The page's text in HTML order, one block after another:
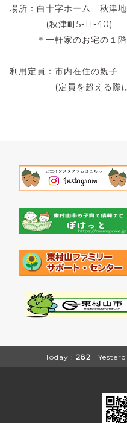
場所：白十字ホーム 秋津
(秋津町5-11-40)
＊一軒家のお宅の１階
利用定員：市内在住の親子
(定員を超える際はお
Today : 282 |